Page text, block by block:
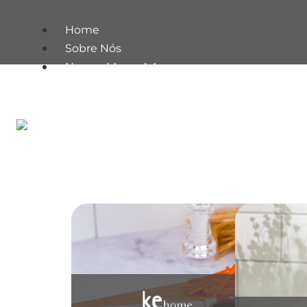
Home
Sobre Nós
Nossas Marcas
Utensílios do Lar